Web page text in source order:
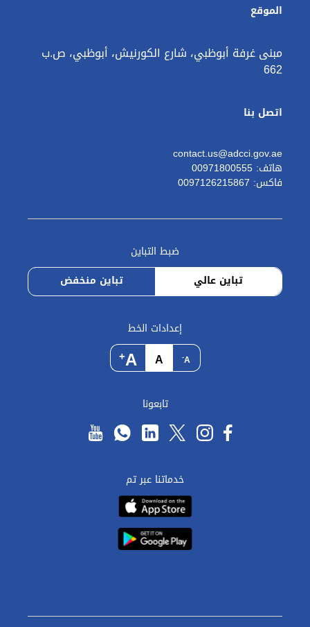
الموقع
مبنى غرفة أبوظبي، شارع الكورنيش، أبوظبي، ص.ب
662
اتصل بنا
contact.us@adcci.gov.ae
هاتف: 00971800555
فاكس: 0097126215867
ضبط التباين
تباين عالي
تباين منخفض
إعدادات الخط
A
-
A
A
+
تابعونا
خدماتنا عبر تم